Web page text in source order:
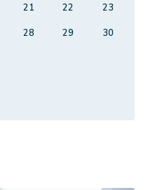
21 22
23
28 29
30